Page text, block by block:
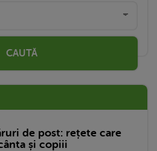
CAUTĂ
de post: rețete care
și copiii